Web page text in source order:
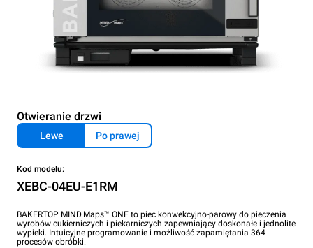
Otwieranie drzwi
Lewe Po prawej
Kod modelu:
XEBC-04EU-E1RM
BAKERTOP MIND.Maps™ ONE to piec konwekcyjno-parowy do pieczenia
wyrobów cukierniczych i piekarniczych zapewniający doskonałe i jednolite
wypieki. Intuicyjne programowanie i możliwość zapamiętania 364
procesów obróbki.